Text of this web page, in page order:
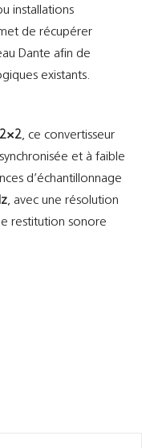
installations
de récupérer
Dante afin de
existants.
, ce convertisseur
et à faible
d’échantillonnage
, avec une résolution
restitution sonore